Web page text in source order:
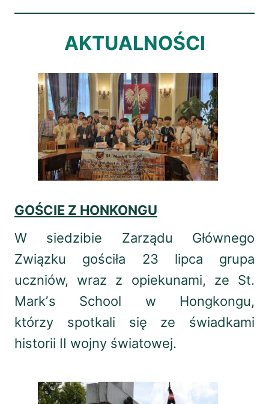
AKTUALNOŚCI
GOŚCIE Z HONKONGU
W siedzibie Zarządu Głównego
Związku gościła 23 lipca grupa
uczniów, wraz z opiekunami, ze St.
Markʼs School w Hongkongu,
którzy spotkali się ze świadkami
historii II wojny światowej.